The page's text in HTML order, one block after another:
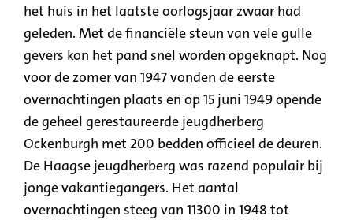
het huis in het laatste oorlogsjaar zwaar had
geleden. Met de financiële steun van vele gulle
gevers kon het pand snel worden opgeknapt. Nog
voor de zomer van 1947 vonden de eerste
overnachtingen plaats en op 15 juni 1949 opende
de geheel gerestaureerde jeugdherberg
Ockenburgh met 200 bedden officieel de deuren.
De Haagse jeugdherberg was razend populair bij
jonge vakantiegangers. Het aantal
overnachtingen steeg van 11300 in 1948 tot